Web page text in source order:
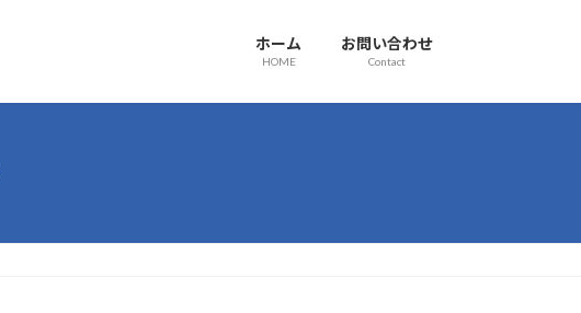
ホーム
HOME
お問い合わせ
Contact